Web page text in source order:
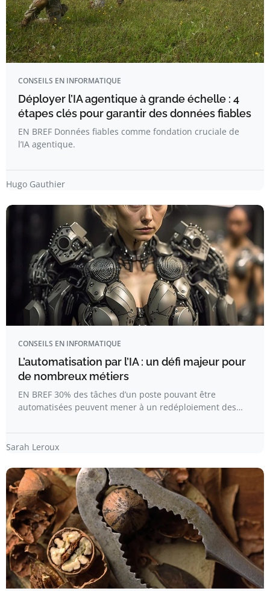
CONSEILS EN INFORMATIQUE
Déployer l’IA agentique à grande échelle : 4
étapes clés pour garantir des données fiables
EN BREF Données fiables comme fondation cruciale de
l’IA agentique.
Hugo Gauthier
CONSEILS EN INFORMATIQUE
L’automatisation par l’IA : un défi majeur pour
de nombreux métiers
EN BREF 30% des tâches d’un poste pouvant être
automatisées peuvent mener à un redéploiement des…
Sarah Leroux